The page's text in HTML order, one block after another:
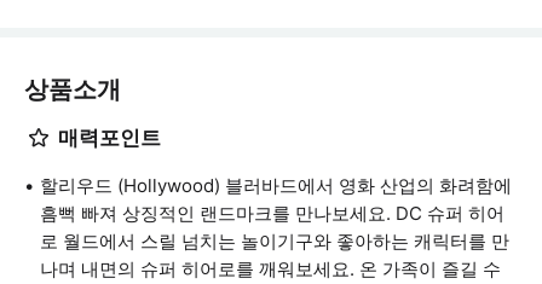
상품소개
매력포인트
할리우드 (Hollywood) 블러바드에서 영화 산업의 화려함에
흠뻑 빠져 상징적인 랜드마크를 만나보세요. DC 슈퍼 히어
로 월드에서 스릴 넘치는 놀이기구와 좋아하는 캐릭터를 만
나며 내면의 슈퍼 히어로를 깨워보세요. 온 가족이 즐길 수